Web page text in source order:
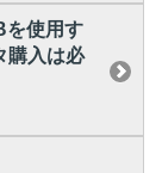
を使用す
購入は必